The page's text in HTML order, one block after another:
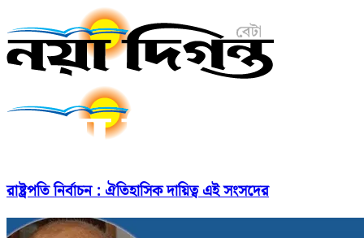
রাষ্ট্রপতি নির্বাচন : ঐতিহাসিক দায়িত্ব এই সংসদের